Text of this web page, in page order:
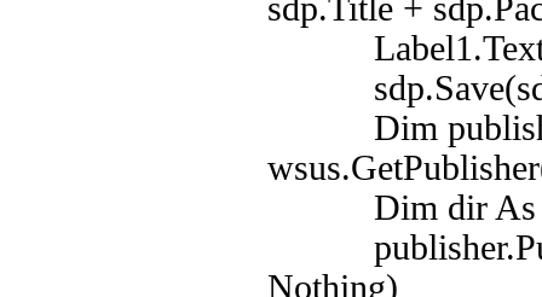
sdp.Title +
Label1.Text
Dim
Dim dir As
Nothing)